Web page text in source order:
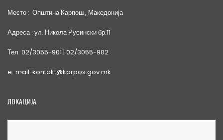
Место : Општина Карпош , Македонија
Адреса : ул. Никола Русински бр.11
Тел. 02/3055-901 | 02/3055-902
e-mail: kontakt@karpos.gov.mk
ЛОКАЦИЈА